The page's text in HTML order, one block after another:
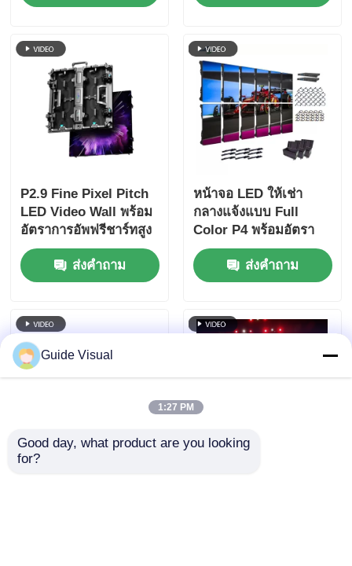
สำหรับคอนเสิร์ตและ
4500cd / ตร.ม.
P2.9 Fine Pixel Pitch
LED Video Wall พร้อม
อัตราการอัพฟรีชาร์ทสูง
7680Hz และการรองรับ
พลังงานและสัญญาณ
แบบสองแบบสําหรับ
ส่งคำถาม
หน้าจอ LED ให้เช่า
กลางแจ้งแบบ Full
Color P4 พร้อมอัตรา
การรีเฟรช 7680Hz และ
กันน้ำ IP65 สำหรับ
จอแสดงผล HD Video
ส่งคำถาม
Guide Visual
1:27 PM
Good day, what product are you looking
for?